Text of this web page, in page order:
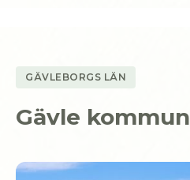
GÄVLEBORGS LÄN
Gävle kommun